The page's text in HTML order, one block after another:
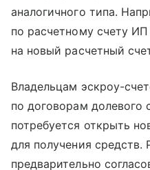
аналогичного типа.
по расчетному счету
на новый расчетный
Владельцам эскроу-
по договорам долевого
потребуется открыть
для получения средств.
предварительно